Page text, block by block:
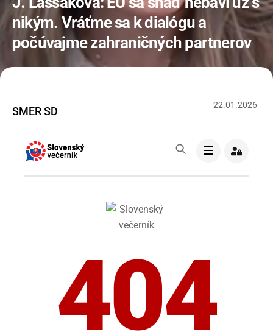
nikým. Vráťme sa k dialógu a
počúvajme zahraničných partnerov
SMER SD 22.01 .2026